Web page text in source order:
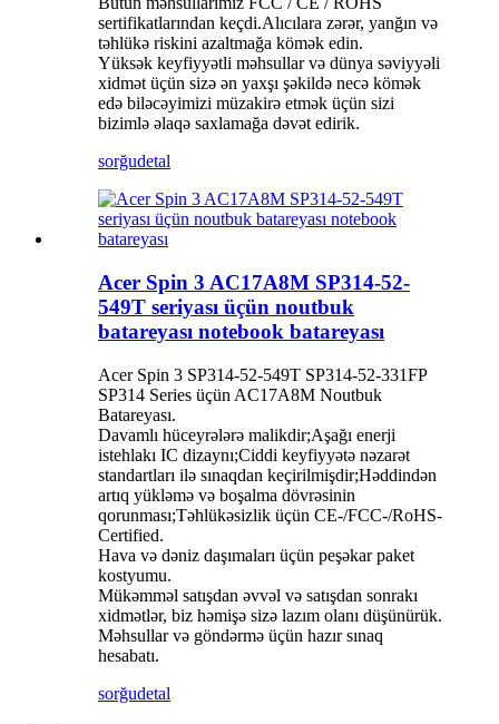
sertifikatlarından keçdi.Alıcılara zərər, yanğın və
təhlükə riskini azaltmağa kömək edin.
Yüksək keyfiyyətli məhsullar və dünya səviyyəli
xidmət üçün sizə ən yaxşı şəkildə necə kömək
edə biləcəyimizi müzakirə etmək üçün sizi
bizimlə əlaqə saxlamağa dəvət edirik.
sorğudetal
Acer Spin 3 AC17A8M SP314-52-
549T seriyası üçün noutbuk
batareyası notebook batareyası
Acer Spin 3 SP314-52-549T SP314-52-331FP
SP314 Series üçün AC17A8M Noutbuk
Batareyası.
Davamlı hüceyrələrə malikdir;Aşağı enerji
istehlakı IC dizaynı;Ciddi keyfiyyətə nəzarət
standartları ilə sınaqdan keçirilmişdir;Həddindən
artıq yükləmə və boşalma dövrəsinin
qorunması;Təhlükəsizlik üçün CE-/FCC-/RoHS-
Certified.
Hava və dəniz daşımaları üçün peşəkar paket
kostyumu.
Mükəmməl satışdan əvvəl və satışdan sonrakı
xidmətlər, biz həmişə sizə lazım olanı düşünürük.
Məhsullar və göndərmə üçün hazır sınaq
hesabatı.
sorğudetal